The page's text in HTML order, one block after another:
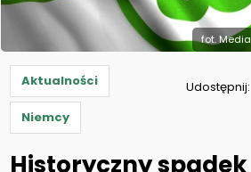
fot.
Aktualności
Niemcy
Udostępnij:
Historyczny spadek